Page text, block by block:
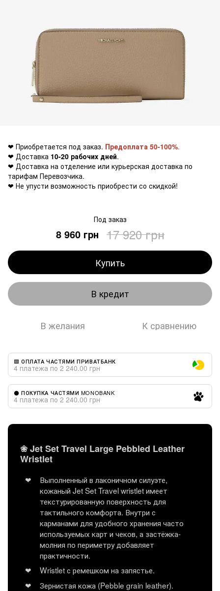
❤ Приобретается под заказ. Предоплата 50-100%.
❤ Доставка 10-20 рабочих дней.
❤ Доставка на отделение или курьерская доставка по
тарифам Перевозчика.
❤ Не упусти возможность приобрести со скидкой!
Под заказ
8 960 грн 17 920 грн
Купить
В кредит
В желания К сравнению
🟩 ОПЛАТА ЧАСТЯМИ ПРИВАТБАНК
4 платежа по 2 240.00 грн
⚫ ПОКУПКА ЧАСТЯМИ MONOBANK
4 платежа по 2 240.00 грн
❀ Jet Set Travel Large Pebbled Leather
Wristlet
Выполненный в лаконичном силуэте,
кожаный Jet Set Travel wristlet имеет
текстурированную поверхность для
тактильного комфорта. Внутри с
карманами для удобного хранения часто
используемых карт и чеков, а застёжка-
молния по периметру добавляет
практичности.
Wristlet с ремешком на запястье.
Зернистая кожа (Pebble grain leather).